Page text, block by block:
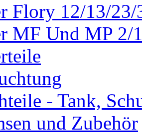
Flory 12/13/23/
MF Und MP 2/
- Tank,
und Zubehör